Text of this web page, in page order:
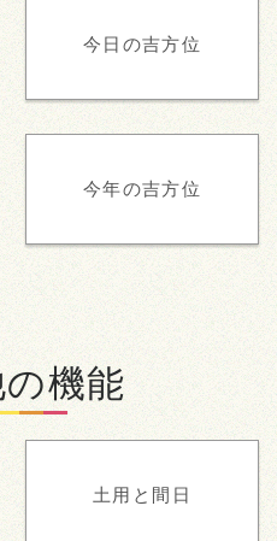
今日の吉方位
今年の吉方位
機能
土用と間日